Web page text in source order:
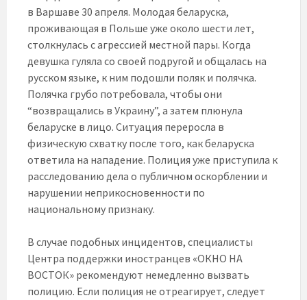
в Варшаве 30 апреля. Молодая беларуска,
проживающая в Польше уже около шести лет,
столкнулась с агрессией местной пары. Когда
девушка гуляла со своей подругой и общалась на
русском языке, к ним подошли поляк и полячка.
Полячка грубо потребовала, чтобы они
“возвращались в Украину”, а затем плюнула
беларуске в лицо. Ситуация переросла в
физическую схватку после того, как беларуска
ответила на нападение. Полиция уже приступила к
расследованию дела о публичном оскорблении и
нарушении неприкосновенности по
национальному признаку.
В случае подобных инцидентов, специалисты
Центра поддержки иностранцев «ОКНО НА
ВОСТОК» рекомендуют немедленно вызвать
полицию. Если полиция не отреагирует, следует